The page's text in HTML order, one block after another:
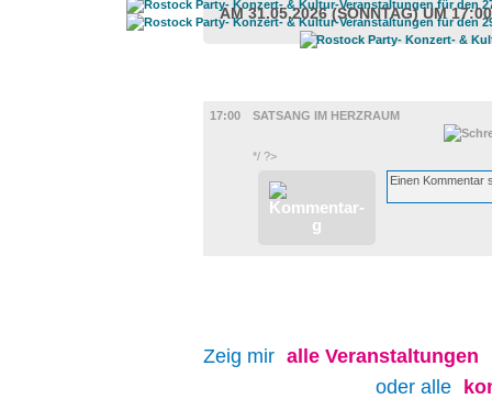
AM 31.05.2026 (SONNTAG) UM
17:00
SATSANG IM HERZRAUM
*/ ?>
Zeig mir alle Veranstaltungen
oder alle